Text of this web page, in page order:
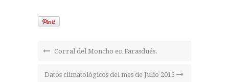
Corral del Moncho en Farasdués.
Datos climatológicos del mes de Julio 2015